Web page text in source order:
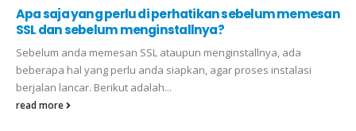
Apa saja yang perlu di perhatikan sebelum memesan
SSL dan sebelum menginstallnya?
Sebelum anda memesan SSL ataupun menginstallnya, ada
beberapa hal yang perlu anda siapkan, agar proses instalasi
berjalan lancar. Berikut adalah...
read more